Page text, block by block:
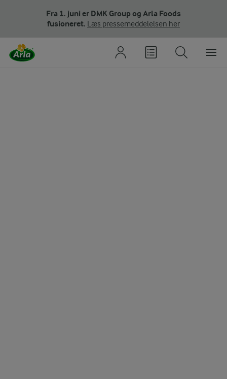
Fra 1. juni er DMK Group og Arla Foods
fusioneret. Læs pressemeddelelsen her